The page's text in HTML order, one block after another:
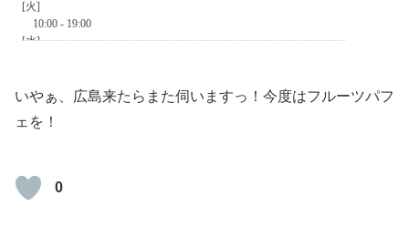
いやぁ、広島来たらまた伺いますっ！今度はフルーツパフ
ェを！
0